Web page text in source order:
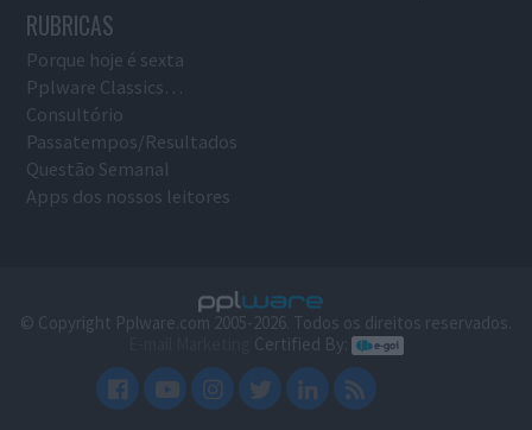
RUBRICAS
Porque hoje é sexta
Pplware Classics…
Consultório
Passatempos/Resultados
Questão Semanal
Apps dos nossos leitores
© Copyright Pplware.com 2005-2026. Todos os direitos reservados.
Certified By: